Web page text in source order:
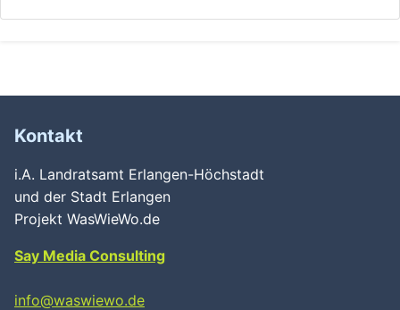
Kontakt
i.A. Landratsamt Erlangen-Höchstadt
und der Stadt Erlangen
Projekt WasWieWo.de
Say Media Consulting
info@waswiewo.de